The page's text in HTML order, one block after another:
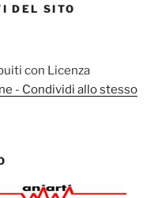
DEL SITO
con Licenza
- Condividi allo stesso